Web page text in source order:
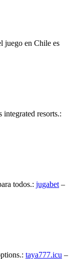
juego en Chile es
resorts.:
todos.: jugabet –
taya777.icu –